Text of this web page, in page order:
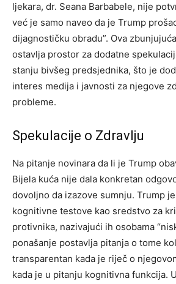
ljekara, dr. Seana Barbabele, nije
već je samo naveo da je Trump
dijagnostičku obradu”. Ova
ostavlja prostor za dodatne
stanju bivšeg predsjednika, što je
interes medija i javnosti za njegove
probleme.
Spekulacije o Zdravlju
Na pitanje novinara da li je Trump
Bijela kuća nije dala konkretan
dovoljno da izazove sumnju. Trump
kognitivne testove kao sredstvo za
protivnika, nazivajući ih osobama
ponašanje postavlja pitanja o tome
transparentan kada je riječ o
kada je u pitanju kognitivna funkcija.